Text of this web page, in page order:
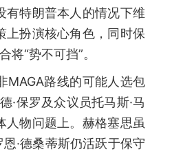
有特朗普本人的情况下维
上扮演核心角色，同时保
“势不可挡”。
MAGA路线的可能人选包
·保罗及众议员托马斯·马
物问题上。赫格塞思虽
·德桑蒂斯仍活跃于保守